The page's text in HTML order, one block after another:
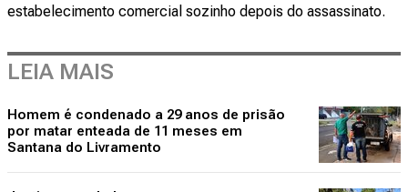
estabelecimento comercial sozinho depois do assassinato.
LEIA MAIS
Homem é condenado a 29 anos de prisão
por matar enteada de 11 meses em
Santana do Livramento